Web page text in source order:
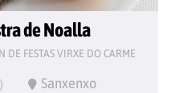
de Noalla
DE FESTAS VIRXE DO CARME
Sanxenxo